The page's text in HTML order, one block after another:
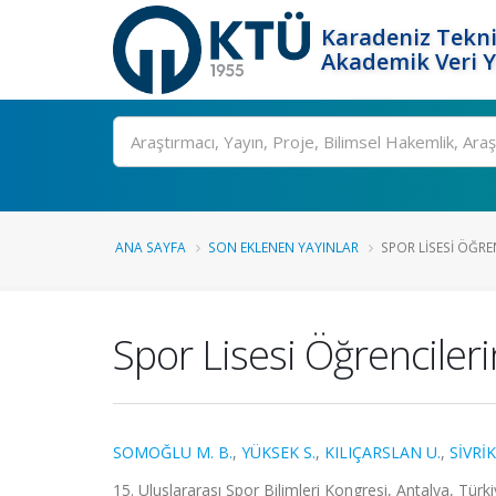
Karadeniz
Akademik Veri
Ara
ANA SAYFA SON EKLENEN YAYINLAR SPOR LISESI
Spor Lisesi
SOMOĞLU M. B., YÜKSEK S., KILIÇARSLAN U.,
15. Uluslararası Spor Bilimleri Kongresi, Antalya,